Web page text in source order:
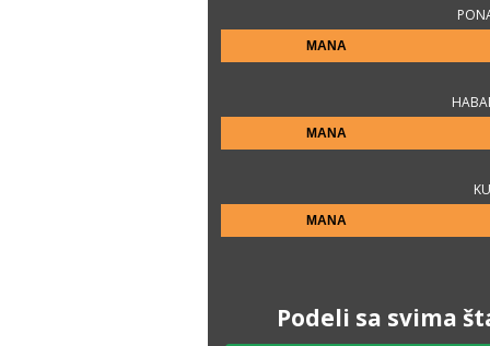
MANA
MANA
MANA
Podeli sa svima